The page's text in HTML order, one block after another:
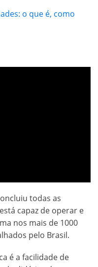
o que é, como
todas as
capaz de operar e
nos mais de 1000
pelo Brasil.
é a facilidade de